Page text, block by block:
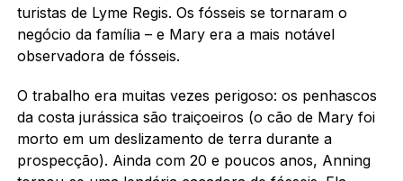
turistas de Lyme Regis. Os fósseis se tornaram o
negócio da família – e Mary era a mais notável
observadora de fósseis.
O trabalho era muitas vezes perigoso: os penhascos
da costa jurássica são traiçoeiros (o cão de Mary foi
morto em um deslizamento de terra durante a
prospecção). Ainda com 20 e poucos anos, Anning